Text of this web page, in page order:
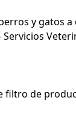
y gatos
Servicios
filtro de